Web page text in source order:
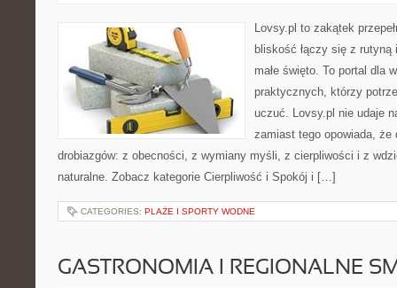
Lovsy.pl to zakątek
bliskość łączy się z
małe święto. To portal dla
praktycznych, którzy
uczuć. Lovsy.pl nie udaje
zamiast tego opowiada, że
drobiazgów: z obecności, z wymiany myśli, z cierpliwości i z
naturalne. Zobacz kategorie Cierpliwość i Spokój i […]
CATEGORIES: PLAŻE I SPORTY WODNE
GASTRONOMIA I REGIONALNE